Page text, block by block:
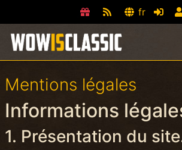
fr
Mentions légales
Informations
1. Présentation du